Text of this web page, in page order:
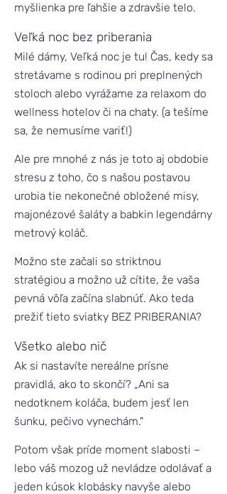
myšlienka pre ľahšie a zdravšie telo.
Veľká noc bez priberania
Milé dámy, Veľká noc je tu! Čas, kedy sa
stretávame s rodinou pri preplnených
stoloch alebo vyrážame za relaxom do
wellness hotelov či na chaty. (a tešíme
sa, že nemusíme variť!)
Ale pre mnohé z nás je toto aj obdobie
stresu z toho, čo s našou postavou
urobia tie nekonečné obložené misy,
majonézové šaláty a babkin legendárny
metrový koláč.
Možno ste začali so striktnou
stratégiou a možno už cítite, že vaša
pevná vôľa začína slabnúť. Ako teda
prežiť tieto sviatky BEZ PRIBERANIA?
Všetko alebo nič
Ak si nastavíte nereálne prísne
pravidlá, ako to skončí? „Ani sa
nedotknem koláča, budem jesť len
šunku, pečivo vynechám."
Potom však príde moment slabosti –
lebo váš mozog už nevládze odolávať a
jeden kúsok klobásky navyše alebo